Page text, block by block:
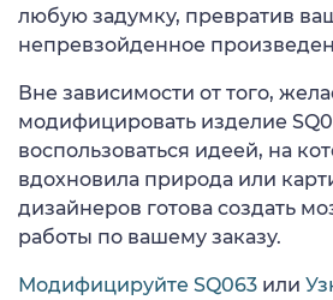
любую задумку, превратив
непревзойденное
Вне зависимости от того,
модифицировать изделие
воспользоваться идеей, на
вдохновила природа или
дизайнеров готова создать
работы по вашему заказу.
Модифицируйте SQ063 или